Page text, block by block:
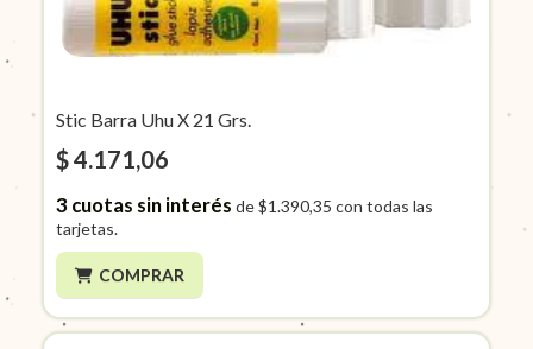
Stic Barra Uhu X 21 Grs.
$ 4.171,06
3cuotas sin interés de$1.390,35 con todas las
tarjetas.
COMPRAR